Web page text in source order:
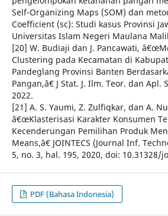
Self-Organizing Maps (SOM) dan
Coefficient (sc): Studi kasus Provinsi
Universitas Islam Negeri Maulana
[20] W. Budiaji dan J. Pancawati,
Clustering pada Kecamatan di
Pandeglang Provinsi Banten
Pangan,â€ J Stat. J. Ilm. Teor. dan Apl.
2022.
[21] A. S. Yaumi, Z. Zulfiqkar, dan A.
â€œKlasterisasi Karakter Konsumen
Kecenderungan Pemilihan Produk
Means,â€ JOINTECS (Journal Inf.
5, no. 3, hal. 195, 2020, doi: 10.31328/
PDF (Bahasa Indonesia)